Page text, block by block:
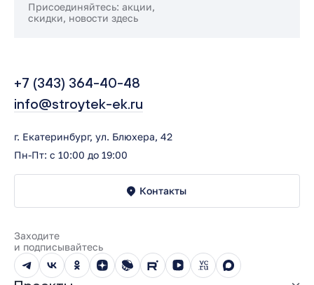
Присоединяйтесь: акции,
скидки, новости здесь
+7 (343) 364-40-48
info@stroytek-ek.ru
г. Екатеринбург, ул. Блюхера, 42
Пн-Пт: с 10:00 до 19:00
Контакты
Заходите
и подписывайтесь